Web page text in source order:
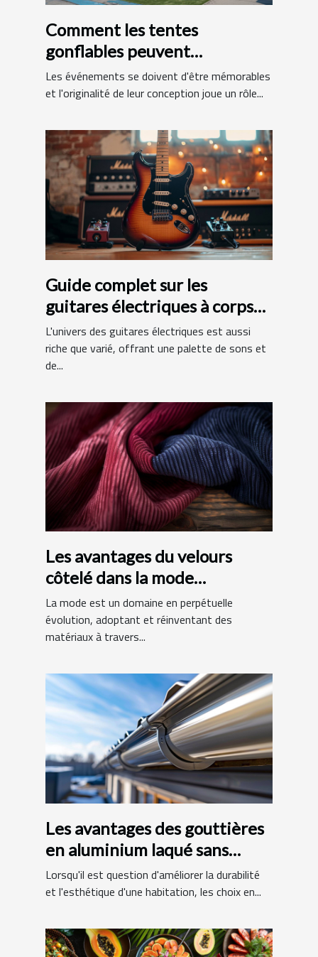
Comment les tentes
gonflables peuvent
dynamiser vos événements
Les événements se doivent d'être mémorables
et l'originalité de leur conception joue un rôle...
Guide complet sur les
guitares électriques à corps
en aulne et manche en érable
L'univers des guitares électriques est aussi
riche que varié, offrant une palette de sons et
de...
Les avantages du velours
côtelé dans la mode
contemporaine
La mode est un domaine en perpétuelle
évolution, adoptant et réinventant des
matériaux à travers...
Les avantages des gouttières
en aluminium laqué sans
raccords
Lorsqu'il est question d'améliorer la durabilité
et l'esthétique d'une habitation, les choix en...